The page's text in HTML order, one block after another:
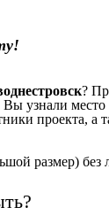
?
узнали
проекта, а
размер) без